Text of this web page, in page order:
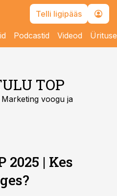
Telli ligipääs
Podcastid Videod
TOP
voogu ja
2025 | Kes